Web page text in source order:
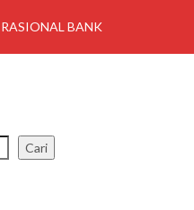
BANK
Cari